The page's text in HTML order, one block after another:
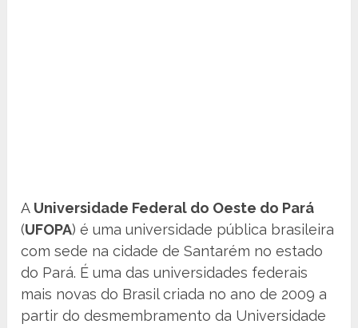
A Universidade Federal do Oeste do Pará
(UFOPA) é uma universidade pública brasileira
com sede na cidade de Santarém no estado
do Pará. É uma das universidades federais
mais novas do Brasil criada no ano de 2009 a
partir do desmembramento da Universidade